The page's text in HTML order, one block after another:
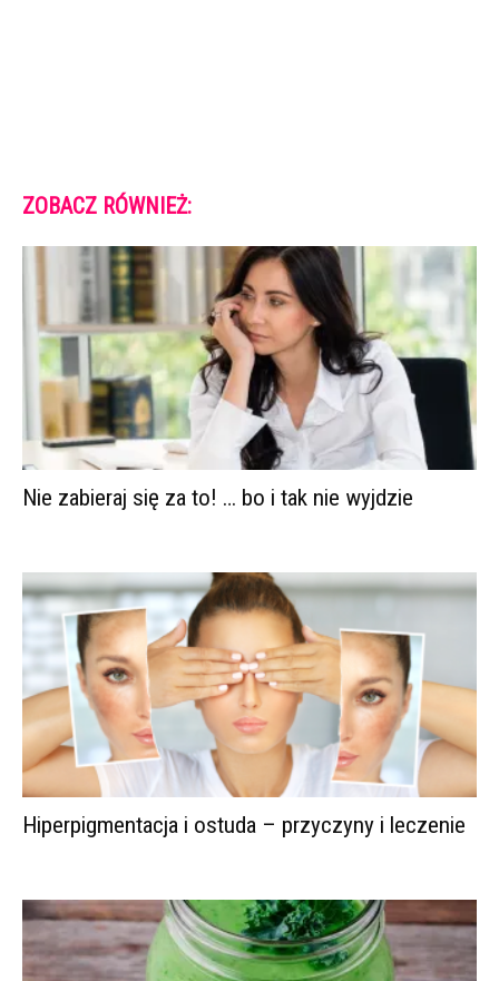
ZOBACZ RÓWNIEŻ:
Nie zabieraj się za to! … bo i tak nie wyjdzie
Hiperpigmentacja i ostuda – przyczyny i leczenie